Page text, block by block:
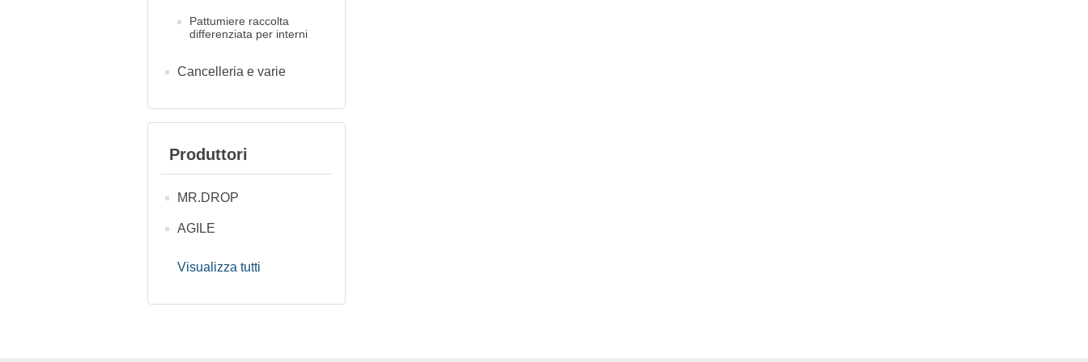
Pattumiere raccolta
differenziata per interni
Cancelleria e varie
Produttori
MR.DROP
AGILE
Visualizza tutti